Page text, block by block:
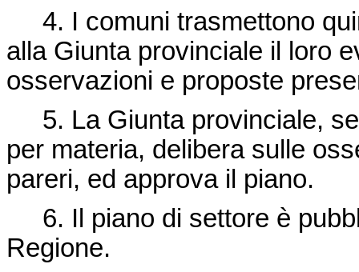
4. I comuni trasmettono
alla Giunta provinciale il loro
osservazioni e proposte
5. La Giunta provinciale,
per materia, delibera sulle
pareri, ed approva il piano.
6. Il piano di settore è
Regione.